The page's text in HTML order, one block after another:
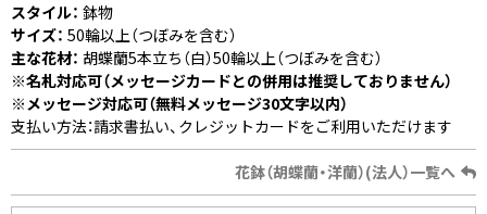
スタイル： 鉢物
サイズ： 50輪以上（つぼみを含む）
主な花材： 胡蝶蘭5本立ち（白）50輪以上（つぼみを含む）
※名札対応可（メッセージカードとの併用は推奨しておりません）
※メッセージ対応可（無料メッセージ30文字以内）
支払い方法：請求書払い、クレジットカードをご利用いただけます
花鉢（胡蝶蘭・洋蘭）(法人）一覧へ